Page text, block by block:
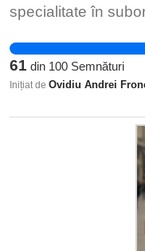
specialitate în
supraveghere în
drepturilor conexe,
privind dreptul de
prevederilor
Urgență nr. 189
managementul
ORDA, ca organ
publice centrale în
este o instituție
61 din 100 Semnături
Inițiat de Ovidiu Andrei